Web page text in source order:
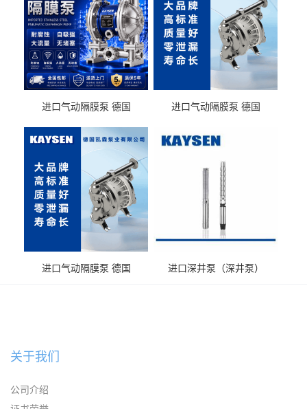
进口气动隔膜泵 德国
送气动泵
进口气动隔膜泵 德国
输送
进口气动隔膜泵 德国
进口深井泵（深井泵）
关于我们
公司介绍